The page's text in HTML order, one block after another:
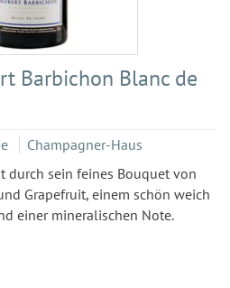
Barbichon Blanc de
Champagner-Haus
durch sein feines Bouquet von
Grapefruit, einem schön weich
einer mineralischen Note.